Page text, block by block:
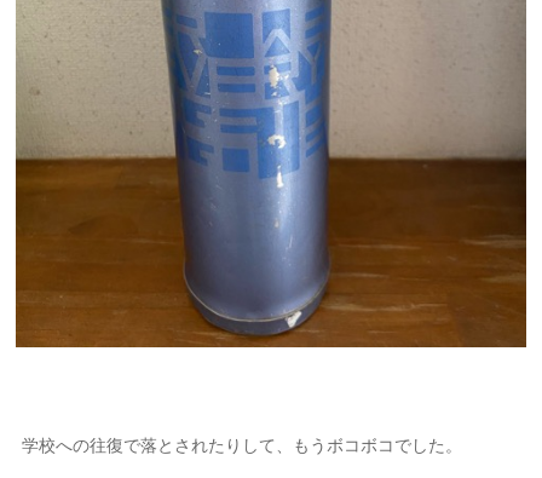
学校への往復で落とされたりして、もうボコボコでした。